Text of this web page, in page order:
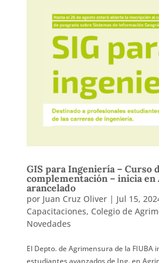
GIS para Ingeniería – Curso
complementación – inicia en
arancelado
por Juan Cruz Oliver| Jul 15,
Capacitaciones, Colegio de
Novedades
El Depto. de Agrimensura de la FIUBA